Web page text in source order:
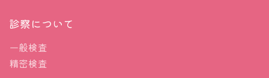
診察について
一般検査
精密検査